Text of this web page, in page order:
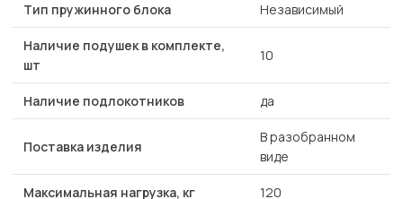
Тип пружинного блока Независимый
Наличие подушек в комплекте,
шт
10
Наличие подлокотников да
Поставка изделия
В разобранном
виде
Максимальная нагрузка, кг 120